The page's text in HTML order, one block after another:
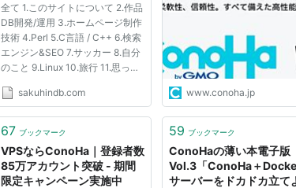
ha+専用サーバ]
全て 1.このサイトについて 2.作品
DB開発/運用 3.ホームページ制作
技術 4.Perl 5.C言語 / C++ 6.検索
エンジン&SEO 7.サッカー 8.自分
のこと 9.Linux 10.旅行 11.思った
14.その他技術系 15.企画 16.スマ
ース 19.インターネット業界 20.
sakuhindb.com www.conoha.jp
67 ブックマーク
VPSならConoHa｜登録者数
85万アカウント突破 - 期間
限定キャンペーン実施中
59 ブックマーク
ConoHaの薄い本電子版
Vol.3「ConoHa＋
サーバーをドカドカ立て